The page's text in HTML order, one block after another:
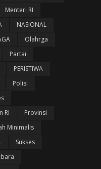
Menteri RI
NASIONAL
Olahrga
Partai
PERISTIWA
Polisi
RI
Provinsi
Minimalis
Sukses